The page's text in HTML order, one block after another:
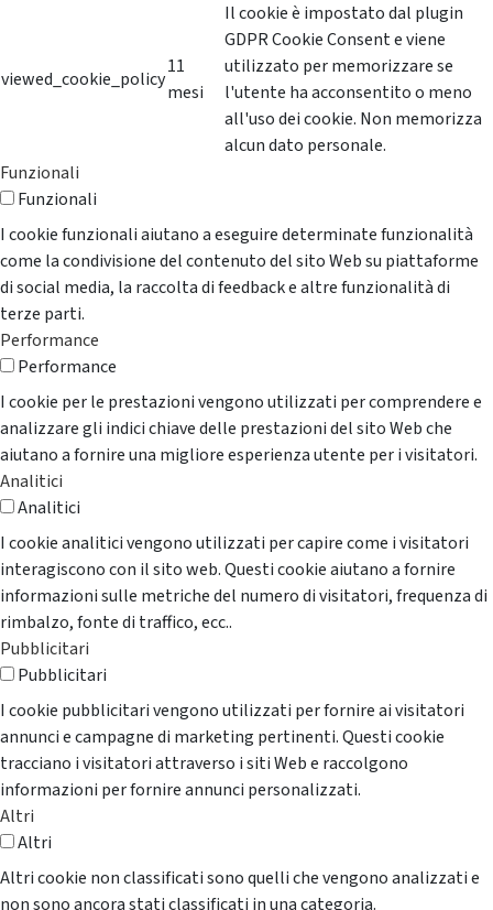
viewed_cookie_policy
11
mesi
Il cookie è impostato dal plugin
GDPR Cookie Consent e viene
utilizzato per memorizzare se
l'utente ha acconsentito o meno
all'uso dei cookie. Non memorizza
alcun dato personale.
Funzionali
Funzionali
I cookie funzionali aiutano a eseguire determinate funzionalità
come la condivisione del contenuto del sito Web su piattaforme
di social media, la raccolta di feedback e altre funzionalità di
terze parti.
Performance
Performance
I cookie per le prestazioni vengono utilizzati per comprendere e
analizzare gli indici chiave delle prestazioni del sito Web che
aiutano a fornire una migliore esperienza utente per i visitatori.
Analitici
Analitici
I cookie analitici vengono utilizzati per capire come i visitatori
interagiscono con il sito web. Questi cookie aiutano a fornire
informazioni sulle metriche del numero di visitatori, frequenza di
rimbalzo, fonte di traffico, ecc..
Pubblicitari
Pubblicitari
I cookie pubblicitari vengono utilizzati per fornire ai visitatori
annunci e campagne di marketing pertinenti. Questi cookie
tracciano i visitatori attraverso i siti Web e raccolgono
informazioni per fornire annunci personalizzati.
Altri
Altri
Altri cookie non classificati sono quelli che vengono analizzati e
non sono ancora stati classificati in una categoria.